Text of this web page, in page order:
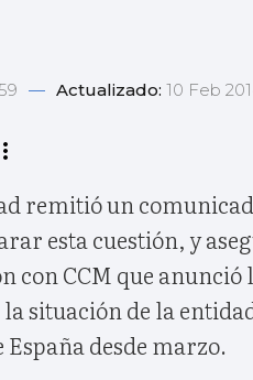
— Actualizado: 10 Feb
remitió un
esta cuestión, y
con CCM que anunció
situación de la
España desde marzo.